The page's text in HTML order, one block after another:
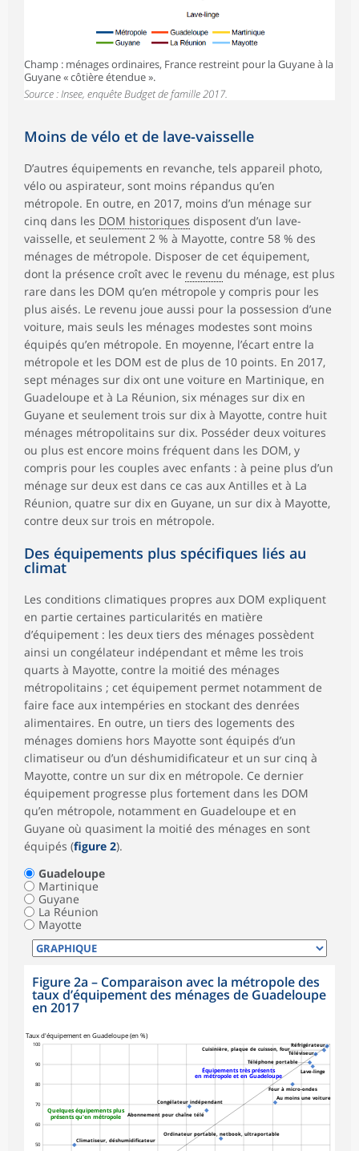
Champ : ménages ordinaires, France restreint pour la Guyane à la
Guyane « côtière étendue ».
Source : Insee, enquête Budget de famille 2017.
Moins de vélo et de lave-vaisselle
D’autres équipements en revanche, tels appareil photo,
vélo ou aspirateur, sont moins répandus qu’en
métropole. En outre, en 2017, moins d’un ménage sur
cinq dans les DOM historiques disposent d’un lave-
vaisselle, et seulement 2 % à Mayotte, contre 58 % des
ménages de métropole. Disposer de cet équipement,
dont la présence croît avec le revenu du ménage, est plus
rare dans les DOM qu’en métropole y compris pour les
plus aisés. Le revenu joue aussi pour la possession d’une
voiture, mais seuls les ménages modestes sont moins
équipés qu’en métropole. En moyenne, l’écart entre la
métropole et les DOM est de plus de 10 points. En 2017,
sept ménages sur dix ont une voiture en Martinique, en
Guadeloupe et à La Réunion, six ménages sur dix en
Guyane et seulement trois sur dix à Mayotte, contre huit
ménages métropolitains sur dix. Posséder deux voitures
ou plus est encore moins fréquent dans les DOM, y
compris pour les couples avec enfants : à peine plus d’un
ménage sur deux est dans ce cas aux Antilles et à La
Réunion, quatre sur dix en Guyane, un sur dix à Mayotte,
contre deux sur trois en métropole.
Des équipements plus spécifiques liés au
climat
Les conditions climatiques propres aux DOM expliquent
en partie certaines particularités en matière
d’équipement : les deux tiers des ménages possèdent
ainsi un congélateur indépendant et même les trois
quarts à Mayotte, contre la moitié des ménages
métropolitains ; cet équipement permet notamment de
faire face aux intempéries en stockant des denrées
alimentaires. En outre, un tiers des logements des
ménages domiens hors Mayotte sont équipés d’un
climatiseur ou d’un déshumidificateur et un sur cinq à
Mayotte, contre un sur dix en métropole. Ce dernier
équipement progresse plus fortement dans les DOM
qu’en métropole, notamment en Guadeloupe et en
Guyane où quasiment la moitié des ménages en sont
équipés (figure 2).
Guadeloupe
Martinique
Guyane
La Réunion
Mayotte
Figure 2a – Comparaison avec la métropole des
taux d’équipement des ménages de Guadeloupe
en 2017
50
60
70
80
90
100
Taux d'équipement en Guadeloupe (en %)
Climatiseur, déshumidificateur
Congélateur indépendant
Abonnement pour chaîne télé
Ordinateur portable, netbook, ultraportable
Au moins une voiture
Four à micro-ondes
Téléphone portable
Lave-linge
Téléviseur
Cuisinière, plaque de cuisson, four
Réfrigérateur
Quelques équipements plus
présents qu'en métropole
Équipements très présents
en métropole et en Guadeloupe